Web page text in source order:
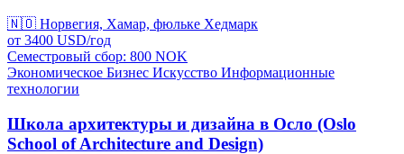
🇳🇴 Норвегия, Хамар, фюльке Хедмарк
от 3400 USD/год
Семестровый сбор: 800 NOK
Экономическое Бизнес Искусство Информационные
технологии
Школа архитектуры и дизайна в Осло (Oslo
School of Architecture and Design)